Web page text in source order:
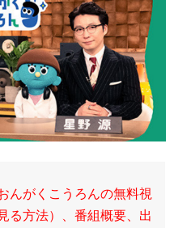
んがくこうろんの無料視
る方法）、番組概要、出